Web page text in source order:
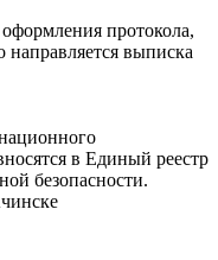
протокола,
направляется выписка
в Единый реестр
безопасности.